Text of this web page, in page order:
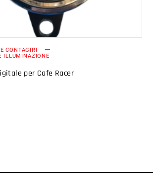
CONTAGIRI
ILLUMINAZIONE
per Cafe Racer